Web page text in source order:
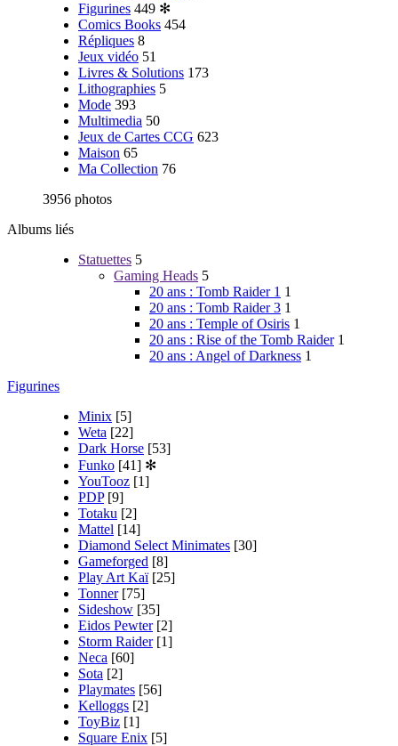
Figurines 449 ✻
Comics Books 454
Répliques 8
Jeux vidéo 51
Livres & Solutions 173
Lithographies 5
Mode 393
Multimedia 50
Jeux de Cartes CCG 623
Maison 65
Ma Collection 76
3956 photos
Albums liés
Statuettes 5
Gaming Heads 5
20 ans : Tomb Raider 1 1
20 ans : Tomb Raider 3 1
20 ans : Temple of Osiris 1
20 ans : Rise of the Tomb Raider 1
20 ans : Angel of Darkness 1
Figurines
Minix [5]
Weta [22]
Dark Horse [53]
Funko [41] ✻
YouTooz [1]
PDP [9]
Totaku [2]
Mattel [14]
Diamond Select Minimates [30]
Gameforged [8]
Play Art Kaï [25]
Tonner [75]
Sideshow [35]
Eidos Pewter [2]
Storm Raider [1]
Neca [60]
Sota [2]
Playmates [56]
Kelloggs [2]
ToyBiz [1]
Square Enix [5]